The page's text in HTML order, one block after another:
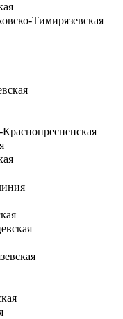
Тимирязевская
Краснопресненская